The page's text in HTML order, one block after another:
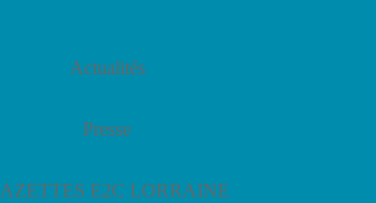
Actualités
Presse
E2C LORRAINE